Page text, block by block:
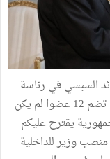
السبسي في رئاسة
حركة النداء، إلى اجتماع الهيأة التأسيسية التي تضم 12 عضوا لم يكن
يقترح عليكم
وزير للداخلية